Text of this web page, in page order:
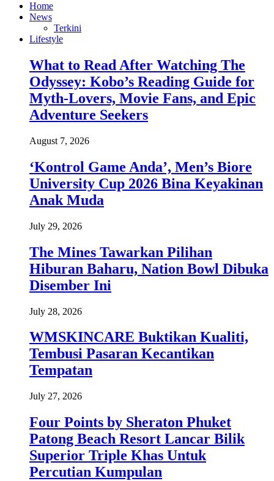
Home
News
Terkini
Lifestyle
What to Read After Watching The
Odyssey: Kobo’s Reading Guide for
Myth-Lovers, Movie Fans, and Epic
Adventure Seekers
August 7, 2026
‘Kontrol Game Anda’, Men’s Biore
University Cup 2026 Bina Keyakinan
Anak Muda
July 29, 2026
The Mines Tawarkan Pilihan
Hiburan Baharu, Nation Bowl Dibuka
Disember Ini
July 28, 2026
WMSKINCARE Buktikan Kualiti,
Tembusi Pasaran Kecantikan
Tempatan
July 27, 2026
Four Points by Sheraton Phuket
Patong Beach Resort Lancar Bilik
Superior Triple Khas Untuk
Percutian Kumpulan